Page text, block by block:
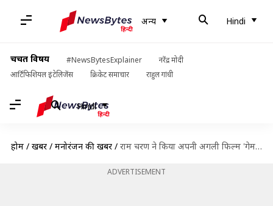
अन्य Hindi
चर्चित विषय #NewsBytesExplainer
नरेंद्र मोदी
आर्टिफिशियल इंटेलिजेंस
क्रिकेट समाचार राहुल गांधी
Hindi
होम / खबरें / मनोरंजन की खबरें / राम चरण ने किया अपनी अगली फिल्म 'गेम चेंजर' का ऐलान, कियारा आडवाणी होंगी जोड़ीदार
ADVERTISEMENT